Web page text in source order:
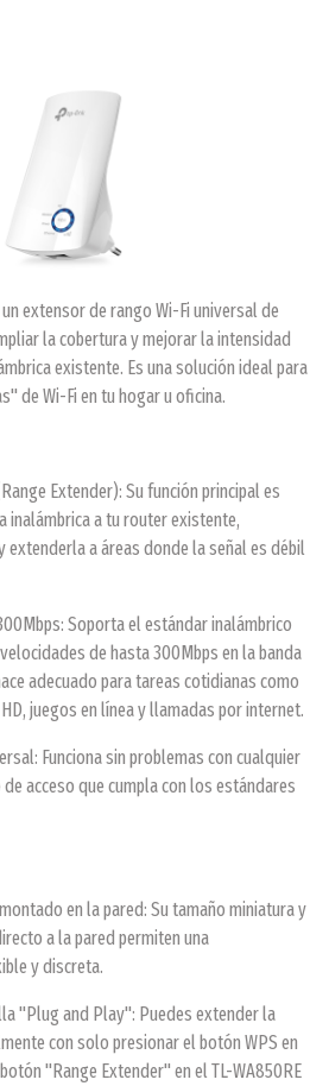
un extensor de rango Wi-Fi universal de
la cobertura y mejorar la intensidad
existente. Es una solución ideal para
de Wi-Fi en tu hogar u oficina.
Extender): Su función principal es
inalámbrica a tu router existente,
extenderla a áreas donde la señal es débil
Soporta el estándar inalámbrico
de hasta 300Mbps en la banda
adecuado para tareas cotidianas como
juegos en línea y llamadas por internet.
Funciona sin problemas con cualquier
acceso que cumpla con los estándares
en la pared: Su tamaño miniatura y
a la pared permiten una
y discreta.
"Plug and Play": Puedes extender la
con solo presionar el botón WPS en
"Range Extender" en el TL-WA850RE